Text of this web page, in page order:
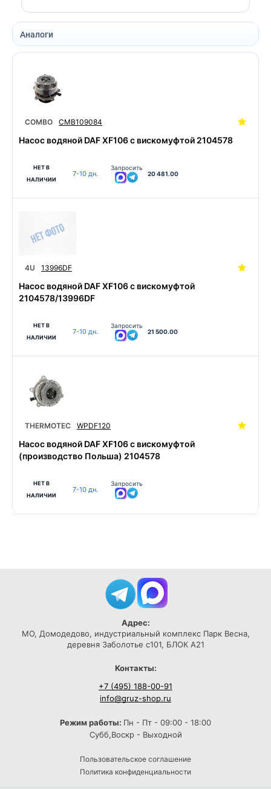
Аналоги
COMBO CMB109084
Насос водяной DAF XF106 с вискомуфтой 2104578
НЕТ В
НАЛИЧИИ
7-10 дн.
Запросить
20 481.00
4U 13996DF
Насос водяной DAF XF106 с вискомуфтой
2104578/13996DF
НЕТ В
НАЛИЧИИ
7-10 дн.
Запросить
21 500.00
THERMOTEC WPDF120
Насос водяной DAF XF106 с вискомуфтой
(производство Польша) 2104578
НЕТ В
НАЛИЧИИ
7-10 дн.
Запросить
Адрес:
МО, Домодедово, индустриальный комплекс Парк Весна,
деревня Заболотье с101, БЛОК А21
Контакты:
+7 (495) 188-00-91
info@gruz-shop.ru
Режим работы: Пн - Пт - 09:00 - 18:00
Субб,Воскр - Выходной
Пользовательское соглашение
Политика конфиденциальности